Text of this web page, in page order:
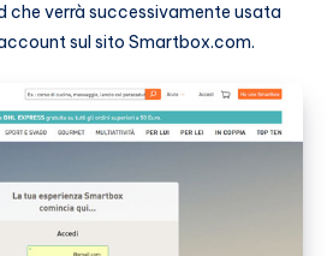
che verrà successivamente usata
sul sito Smartbox.com.